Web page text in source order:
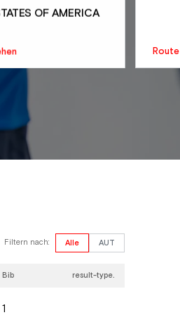
OF AMERICA
Filtern nach: Alle AUT
Bib result-type.
1